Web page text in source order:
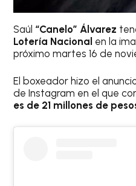
Saúl “Canelo” Álvarez
Lotería Nacional en la
próximo martes 16 de
El boxeador hizo el
de Instagram en el que
es de 21 millones de